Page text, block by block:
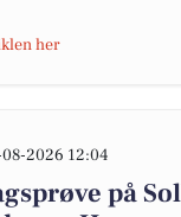
her
2026 12:04
på